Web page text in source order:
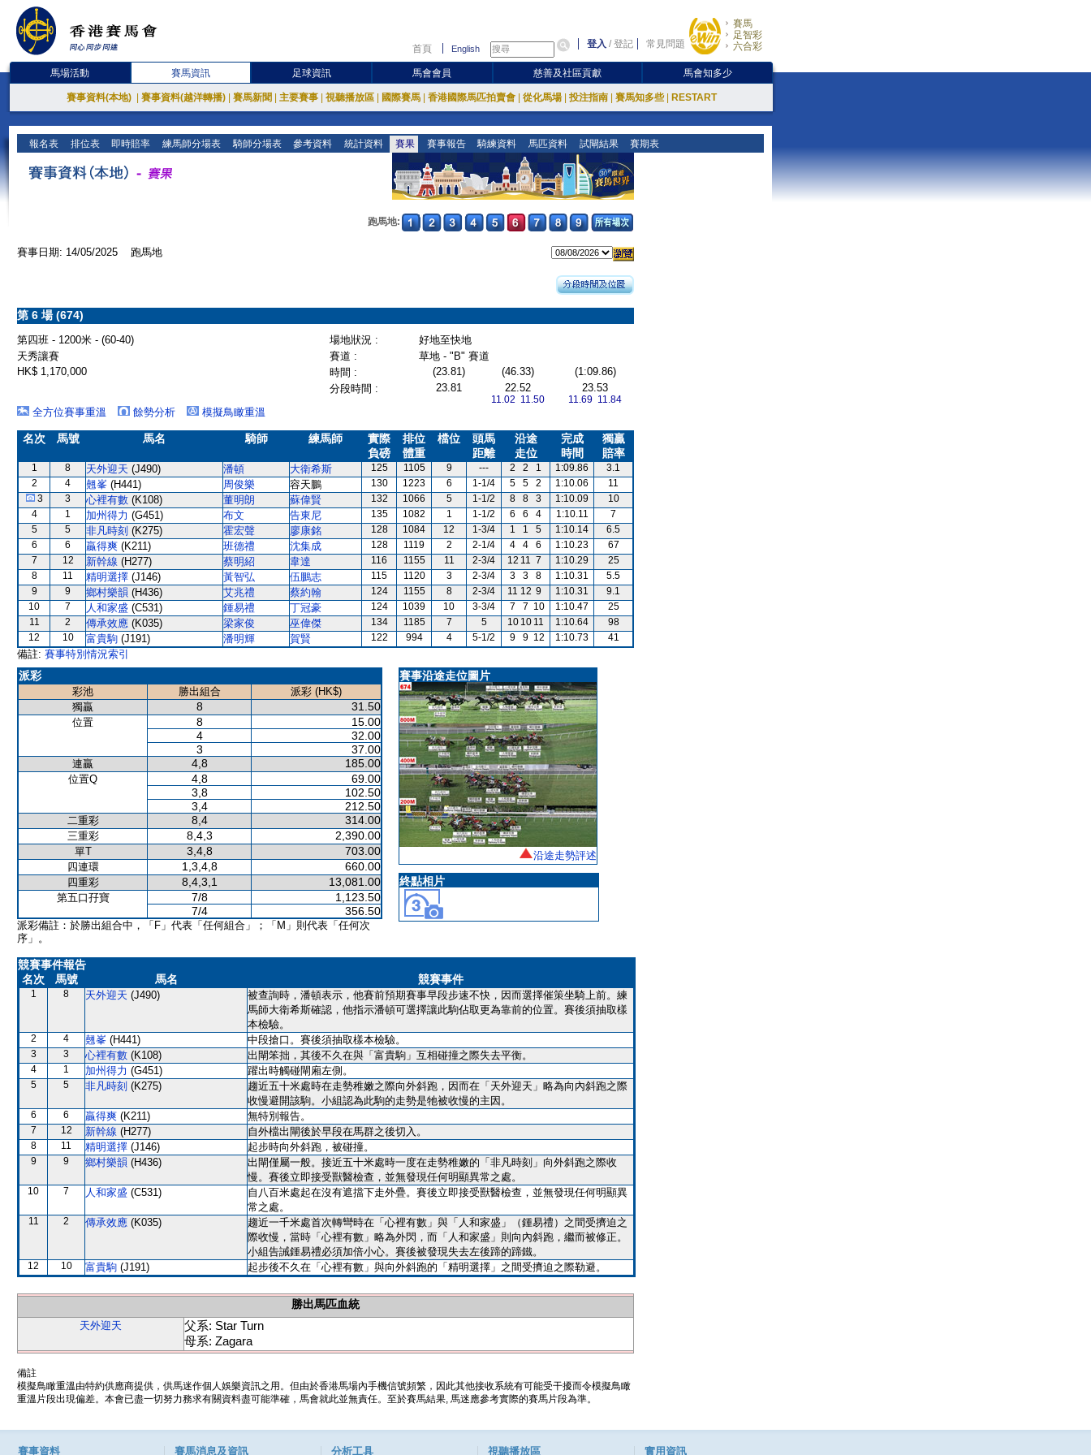
首頁 English 登入 /登記 常見問題
賽馬
足智彩
六合彩
馬場活動 賽馬資訊 足球資訊 馬會會員 慈善及社區貢獻 馬會知多少
賽事資料(本地) 賽事資料(越洋轉播) 賽馬新聞 主要賽事 視聽播放區 國際賽馬 香港國際馬匹拍賣會 從化馬場 投注指南 賽馬知多些 RESTART
報名表 排位表 即時賠率 練馬師分場表 騎師分場表 參考資料 統計資料 賽果 賽事報告 騎練資料 馬匹資料 試閘結果 賽期表
跑馬地:
賽事日期: 14/05/2025 跑馬地
第 6 場 (674)
第四班 - 1200米 - (60-40) 場地狀況 :
好地至快地
天秀讓賽
賽道 :
草地 - "B" 賽道
HK$ 1,170,000
時間 : (23.81) (46.33)
(1:09.86)
分段時間 :
23.81 22.52
11.02 11.50
23.53
11.69 11.84
全方位賽事重溫 餘勢分析 模擬鳥瞰重溫
名次 馬號 馬名 騎師 練馬師
實際
負磅
排位
體重
檔位
頭馬
距離
沿途
走位
完成
時間
獨贏
賠率
1 8 天外迎天 (J490) 潘頓 大衛希斯 125 1105 9 --- 2 2 1 1:09.86
3.1
2
4 翹峯 (H441) 周俊樂 容天鵬 130 1223 6 1-1/4 5 5 2 1:10.06
11
3
3 心裡有數 (K108) 董明朗 蘇偉賢 132 1066 5 1-1/2 8 8 3 1:10.09
10
4
1 加州得力 (G451) 布文 告東尼 135 1082 1 1-1/2 6 6 4 1:10.11
7
5
5 非凡時刻 (K275) 霍宏聲 廖康銘 128 1084 12 1-3/4 1 1 5 1:10.14
6.5
6
6 贏得爽 (K211) 班德禮 沈集成 128 1119 2 2-1/4 4 4 6 1:10.23
67
7
12 新幹線 (H277) 蔡明紹 韋達 116 1155 11 2-3/4 12 11 7 1:10.29
25
8
11 精明選擇 (J146) 黃智弘 伍鵬志 115 1120 3 2-3/4 3 3 8 1:10.31
5.5
9
9 鄉村樂韻 (H436) 艾兆禮 蔡約翰 124 1155 8 2-3/4 11 12 9 1:10.31
9.1
10
7 人和家盛 (C531) 鍾易禮 丁冠豪 124 1039 10 3-3/4 7 7 10 1:10.47
25
11
2 傳承效應 (K035) 梁家俊 巫偉傑 134 1185 7 5 10 10 11 1:10.64
98
12
10 富貴駒 (J191) 潘明輝 賀賢 122 994 4 5-1/2 9 9 12 1:10.73 41
備註: 賽事特別情況索引
派彩
彩池 勝出組合
派彩 (HK$)
獨贏
8 31.50
位置 8
15.00
4
32.00
3
37.00
連贏 4,8 185.00
位置Q 4,8
69.00
3,8
102.50
3,4
212.50
二重彩 8,4 314.00
三重彩 8,4,3 2,390.00
單T 3,4,8 703.00
四連環 1,3,4,8 660.00
四重彩 8,4,3,1 13,081.00
第五口孖寶 7/8
1,123.50
7/4
356.50
派彩備註：於勝出組合中，「F」代表「任何組合」；「M」則代表「任何次
序」。
賽事沿途走位圖片
沿途走勢評述
終點相片
競賽事件報告
名次
馬號 馬名 競賽事件
1 8 天外迎天 (J490)
被查詢時，潘頓表示，他賽前預期賽事早段步速不快，因而選擇催策坐騎上前。練
馬師大衛希斯確認，他指示潘頓可選擇讓此駒佔取更為靠前的位置。賽後須抽取樣
本檢驗。
2 4 翹峯 (H441) 中段搶口。賽後須抽取樣本檢驗。
3 3 心裡有數 (K108) 出閘笨拙，其後不久在與「富貴駒」互相碰撞之際失去平衡。
4 1 加州得力 (G451) 躍出時觸碰閘廂左側。
5 5 非凡時刻 (K275)
趨近五十米處時在走勢稚嫩之際向外斜跑，因而在「天外迎天」略為向內斜跑之際
收慢避開該駒。小組認為此駒的走勢是牠被收慢的主因。
6 6 贏得爽 (K211) 無特別報告。
7 12 新幹線 (H277) 自外檔出閘後於早段在馬群之後切入。
8 11 精明選擇 (J146) 起步時向外斜跑，被碰撞。
9 9 鄉村樂韻 (H436)
出閘僅屬一般。接近五十米處時一度在走勢稚嫩的「非凡時刻」向外斜跑之際收
慢。賽後立即接受獸醫檢查，並無發現任何明顯異常之處。
10 7 人和家盛 (C531)
自八百米處起在沒有遮擋下走外疊。賽後立即接受獸醫檢查，並無發現任何明顯異
常之處。
11 2 傳承效應 (K035)
趨近一千米處首次轉彎時在「心裡有數」與「人和家盛」（鍾易禮）之間受擠迫之
際收慢，當時「心裡有數」略為外閃，而「人和家盛」則向內斜跑，繼而被修正。
小組告誡鍾易禮必須加倍小心。賽後被發現失去左後蹄的蹄鐵。
12 10 富貴駒 (J191) 起步後不久在「心裡有數」與向外斜跑的「精明選擇」之間受擠迫之際勒避。
勝出馬匹血統
天外迎天
父系: Star Turn
母系: Zagara
備註
模擬鳥瞰重溫由特約供應商提供，供馬迷作個人娛樂資訊之用。但由於香港馬場內手機信號頻繁，因此其他接收系統有可能受干擾而令模擬鳥瞰
重溫片段出現偏差。本會已盡一切努力務求有關資料盡可能準確，馬會就此並無責任。至於賽馬結果, 馬迷應參考實際的賽馬片段為準。
賽事資料 賽馬消息及資訊 分析工具 視聽播放區 實用資訊